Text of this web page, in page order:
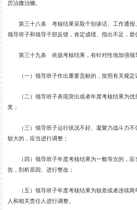
厉治庸治懒。
第三十八条 考核结果采取个别谈话、工作通报
领导班子和领导干部反馈，肯定成绩、指出不足，督
第三十九条 依据考核结果，有针对性地加强领
（一）领导班子作出重要贡献的，按照有关规定
（二）领导班子表现突出或者年度考核结果为优
奖；
（三）领导班子运行状况不好、凝聚力战斗力不
较大的，应当进行调整；
（四）领导班子年度考核结果为一般等次的，应
告，剖析原因、进行整改；
（五）领导班子年度考核结果为较差或者连续两
人和相关责任人进行调整。